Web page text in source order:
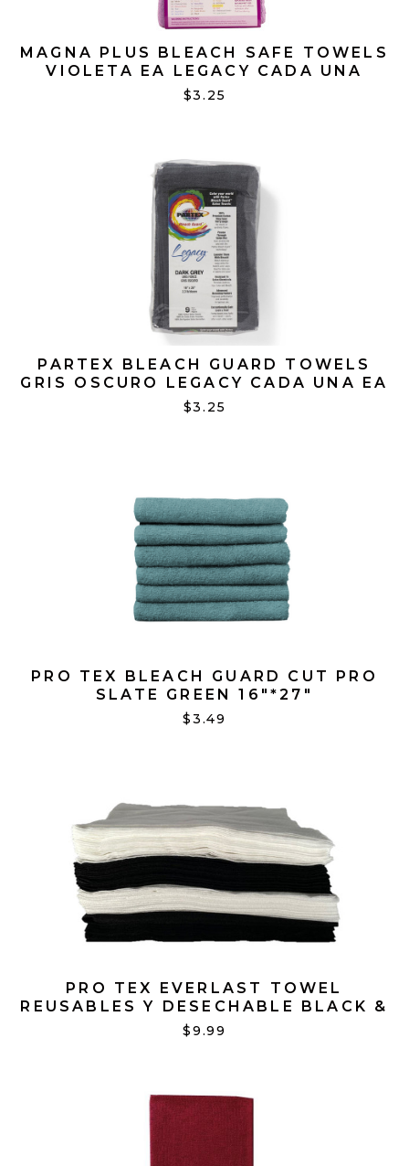
MAGNA PLUS BLEACH SAFE TOWELS
VIOLETA EA LEGACY CADA UNA
#65351
$3.25
PARTEX BLEACH GUARD TOWELS
GRIS OSCURO LEGACY CADA UNA EA
$3.25
PRO TEX BLEACH GUARD CUT PRO
SLATE GREEN 16"*27"
$3.49
PRO TEX EVERLAST TOWEL
REUSABLES Y DESECHABLE BLACK &
WHITE 16*16 PK50
$9.99